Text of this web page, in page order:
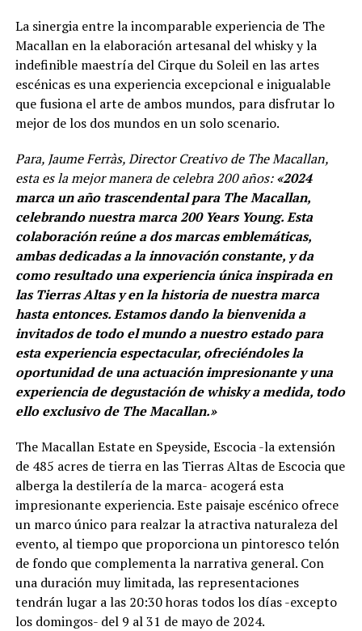
La sinergia entre la incomparable experiencia de The
Macallan en la elaboración artesanal del whisky y la
indefinible maestría del Cirque du Soleil en las artes
escénicas es una experiencia excepcional e inigualable
que fusiona el arte de ambos mundos, para disfrutar lo
mejor de los dos mundos en un solo scenario.
Para, Jaume Ferràs, Director Creativo de The Macallan,
esta es la mejor manera de celebra 200 años:«2024
marca un año trascendental para The Macallan,
celebrando nuestra marca 200 Years Young. Esta
colaboración reúne a dos marcas emblemáticas,
ambas dedicadas a la innovación constante, y da
como resultado una experiencia única inspirada en
las Tierras Altas y en la historia de nuestra marca
hasta entonces. Estamos dando la bienvenida a
invitados de todo el mundo a nuestro estado para
esta experiencia espectacular, ofreciéndoles la
oportunidad de una actuación impresionante y una
experiencia de degustación de whisky a medida, todo
ello exclusivo de The Macallan.»
The Macallan Estate en Speyside, Escocia -la extensión
de 485 acres de tierra en las Tierras Altas de Escocia que
alberga la destilería de la marca- acogerá esta
impresionante experiencia. Este paisaje escénico ofrece
un marco único para realzar la atractiva naturaleza del
evento, al tiempo que proporciona un pintoresco telón
de fondo que complementa la narrativa general. Con
una duración muy limitada, las representaciones
tendrán lugar a las 20:30 horas todos los días -excepto
los domingos- del 9 al 31 de mayo de 2024.